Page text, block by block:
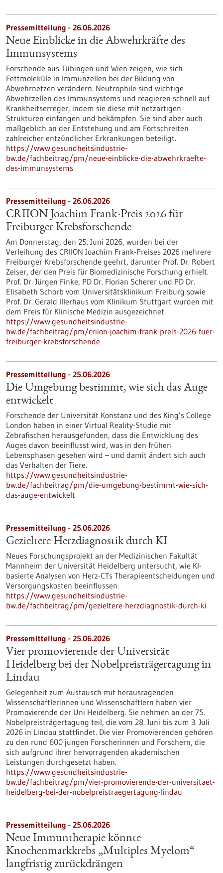
Pressemitteilung - 26.06.2026
Neue Einblicke in die Abwehrkräfte des
Immunsystems
Forschende aus Tübingen und Wien zeigen, wie sich
Fettmoleküle in Immunzellen bei der Bildung von
Abwehrnetzen verändern. Neutrophile sind wichtige
Abwehrzellen des Immunsystems und reagieren schnell auf
Krankheitserreger, indem sie diese mit netzartigen
Strukturen einfangen und bekämpfen. Sie sind aber auch
maßgeblich an der Entstehung und am Fortschreiten
zahlreicher entzündlicher Erkrankungen beteiligt.
https://www.gesundheitsindustrie-
bw.de/fachbeitrag/pm/neue-einblicke-die-abwehrkraefte-
des-immunsystems
Pressemitteilung - 26.06.2026
CRIION Joachim Frank-Preis 2026 für
Freiburger Krebsforschende
Am Donnerstag, den 25. Juni 2026, wurden bei der
Verleihung des CRIION Joachim Frank-Preises 2026 mehrere
Freiburger Krebsforschende geehrt, darunter Prof. Dr. Robert
Zeiser, der den Preis für Biomedizinische Forschung erhielt.
Prof. Dr. Jürgen Finke, PD Dr. Florian Scherer und PD Dr.
Elisabeth Schorb vom Universitätsklinikum Freiburg sowie
Prof. Dr. Gerald Illerhaus vom Klinikum Stuttgart wurden mit
dem Preis für Klinische Medizin ausgezeichnet.
https://www.gesundheitsindustrie-
bw.de/fachbeitrag/pm/criion-joachim-frank-preis-2026-fuer-
freiburger-krebsforschende
Pressemitteilung - 25.06.2026
Die Umgebung bestimmt, wie sich das Auge
entwickelt
Forschende der Universität Konstanz und des King’s College
London haben in einer Virtual Reality-Studie mit
Zebrafischen herausgefunden, dass die Entwicklung des
Auges davon beeinflusst wird, was in den frühen
Lebensphasen gesehen wird – und damit ändert sich auch
das Verhalten der Tiere.
https://www.gesundheitsindustrie-
bw.de/fachbeitrag/pm/die-umgebung-bestimmt-wie-sich-
das-auge-entwickelt
Pressemitteilung - 25.06.2026
Gezieltere Herzdiagnostik durch KI
Neues Forschungsprojekt an der Medizinischen Fakultät
Mannheim der Universität Heidelberg untersucht, wie KI-
basierte Analysen von Herz-CTs Therapieentscheidungen und
Versorgungskosten beeinflussen.
https://www.gesundheitsindustrie-
bw.de/fachbeitrag/pm/gezieltere-herzdiagnostik-durch-ki
Pressemitteilung - 25.06.2026
Vier promovierende der Universität
Heidelberg bei der Nobelpreisträgertagung in
Lindau
Gelegenheit zum Austausch mit herausragenden
Wissenschaftlerinnen und Wissenschaftlern haben vier
Promovierende der Uni Heidelberg. Sie nehmen an der 75.
Nobelpreisträgertagung teil, die vom 28. Juni bis zum 3. Juli
2026 in Lindau stattfindet. Die vier Promovierenden gehören
zu den rund 600 jungen Forscherinnen und Forschern, die
sich aufgrund ihrer hervorragenden akademischen
Leistungen durchgesetzt haben.
https://www.gesundheitsindustrie-
bw.de/fachbeitrag/pm/vier-promovierende-der-universitaet-
heidelberg-bei-der-nobelpreistraegertagung-lindau
Pressemitteilung - 25.06.2026
Neue Immuntherapie könnte
Knochenmarkkrebs „Multiples Myelom“
langfristig zurückdrängen